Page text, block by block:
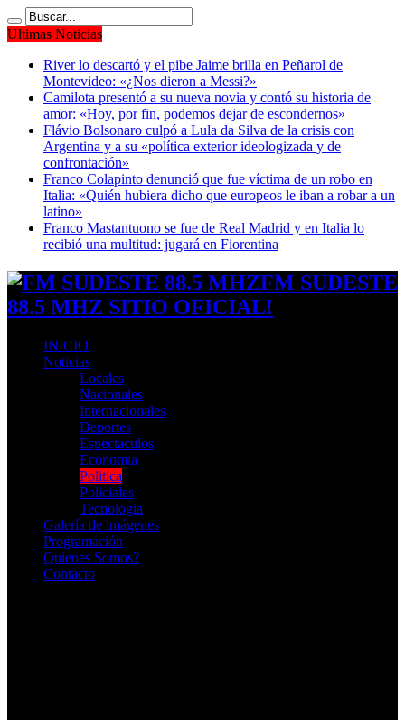
Ultimas Noticias
River lo descartó y el pibe Jaime brilla en Peñarol de
Montevideo: «¿Nos dieron a Messi?»
Camilota presentó a su nueva novia y contó su historia de
amor: «Hoy, por fin, podemos dejar de escondernos»
Flávio Bolsonaro culpó a Lula da Silva de la crisis con
Argentina y a su «política exterior ideologizada y de
confrontación»
Franco Colapinto denunció que fue víctima de un robo en
Italia: «Quién hubiera dicho que europeos le iban a robar a un
latino»
Franco Mastantuono se fue de Real Madrid y en Italia lo
recibió una multitud: jugará en Fiorentina
FM SUDESTE
88.5 MHZ SITIO OFICIAL!
INICIO
Noticias
Locales
Nacionales
Internacionales
Deportes
Espectaculos
Economia
Politica
Policiales
Tecnologia
Galería de imágenes
Programación
Quienes Somos?
Contacto